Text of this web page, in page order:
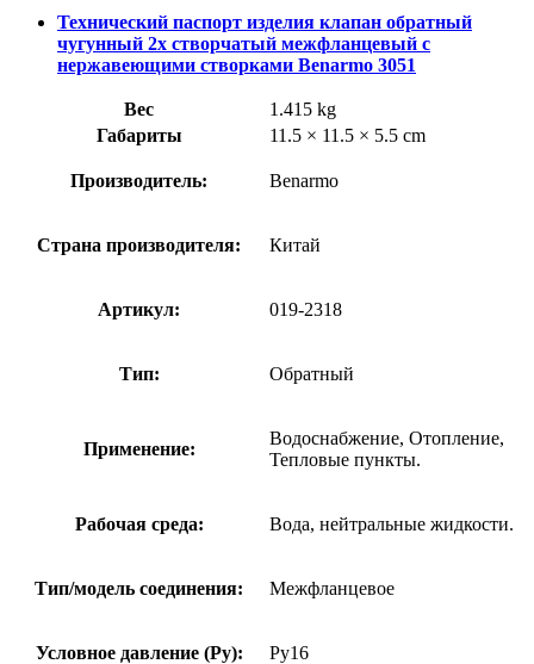
Технический паспорт изделия клапан обратный
чугунный 2х створчатый межфланцевый с
нержавеющими створками Benarmo 3051
Вес
1.415 kg
Габариты
11.5 × 11.5 × 5.5 cm
Производитель: Benarmo
Страна производителя: Китай
Артикул: 019-2318
Тип: Обратный
Применение:
Водоснабжение, Отопление,
Тепловые пункты.
Рабочая среда: Вода, нейтральные жидкости.
Тип/модель соединения: Межфланцевое
Условное давление (Ру): Ру16